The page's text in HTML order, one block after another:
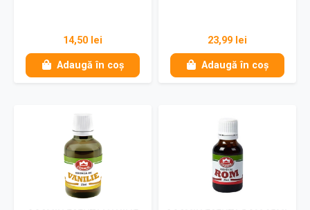
14,50 lei
Adaugă în coș
23,99 lei
Adaugă în coș